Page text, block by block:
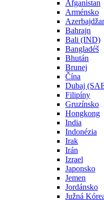
Afganistan
Arménsko
Bahrajn
Bali (IND)
Bangladéš
Bhután
Brunej
Čína
Dubaj
Filipíny
Gruzínsko
Hongkong
India
Indonézia
Irak
Irán
Izrael
Japonsko
Jemen
Jordánsko
Južná